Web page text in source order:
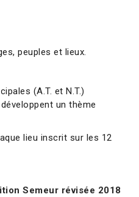
peuples et lieux.
(A.T. et N.T.)
un thème
lieu inscrit sur les 12
Semeur révisée 2018